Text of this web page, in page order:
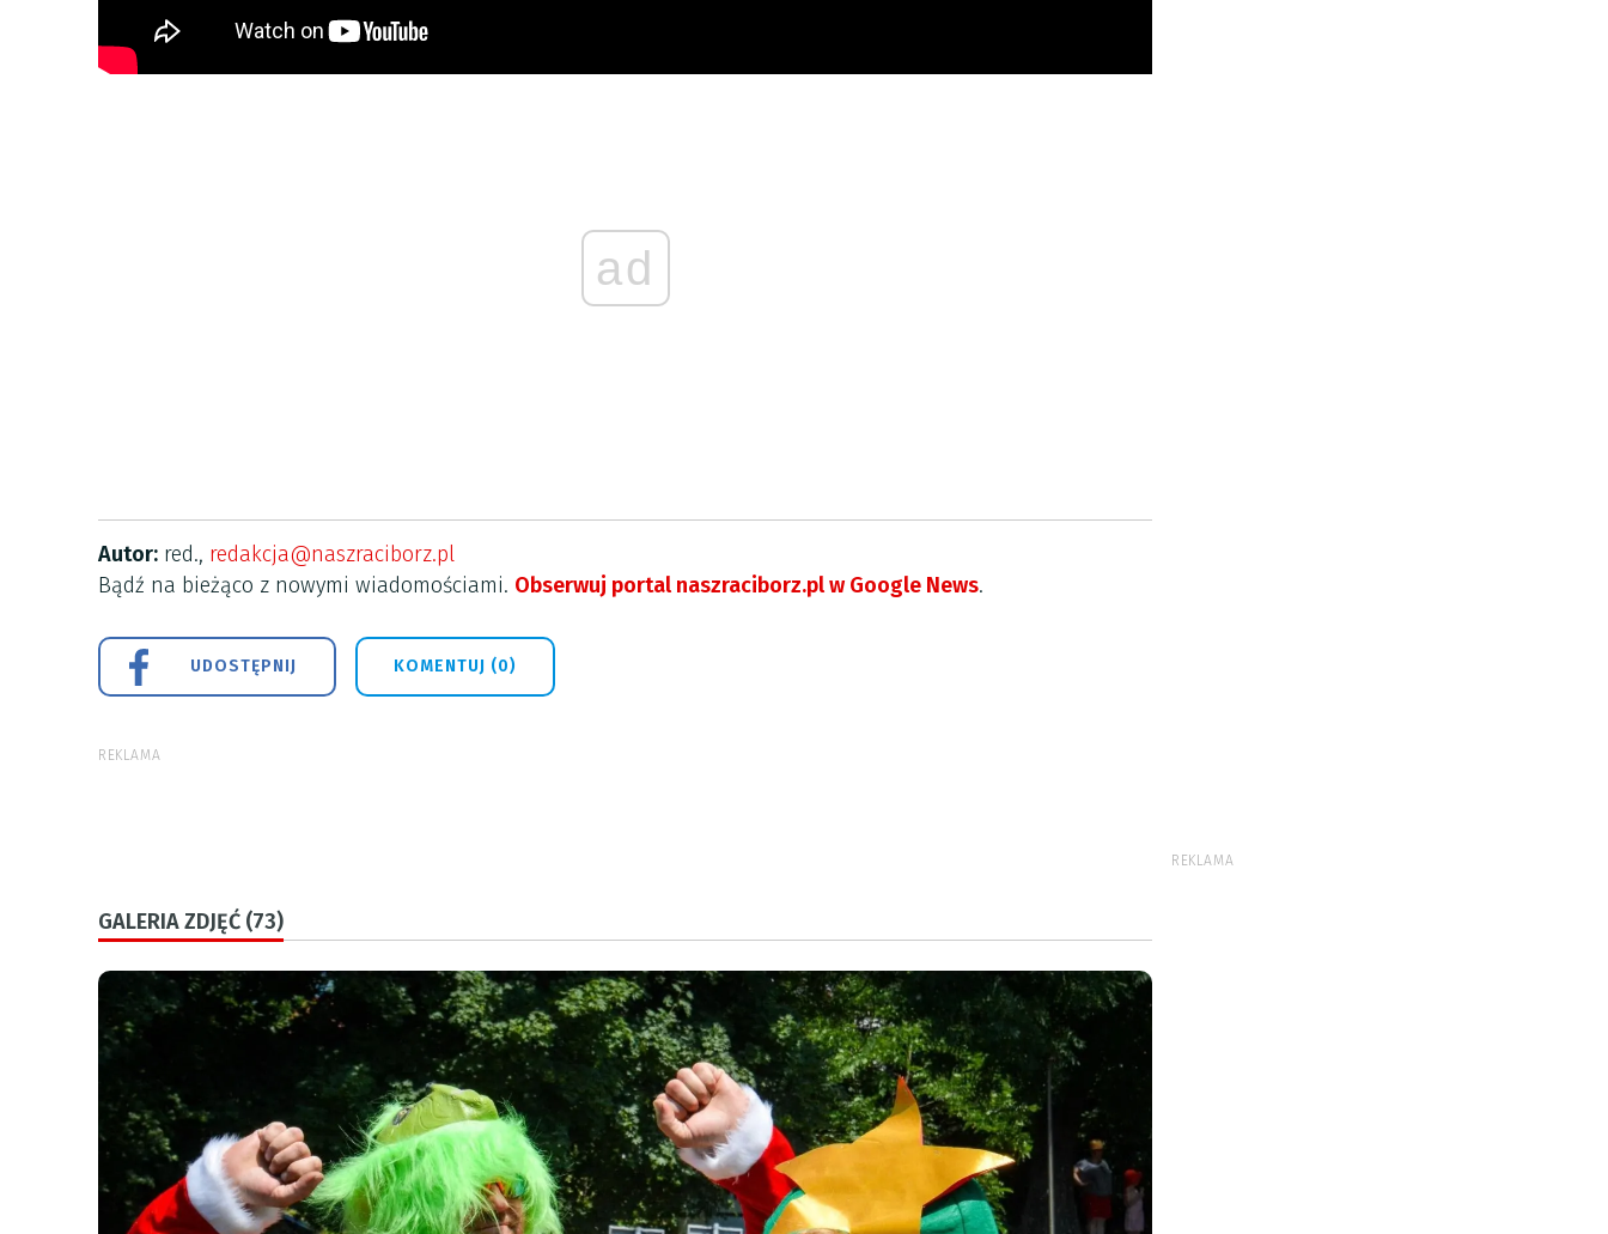
ad
Autor: red., redakcja@naszraciborz.pl
Bądź na bieżąco z nowymi wiadomościami. Obserwuj portal naszraciborz.pl w Google News.
UDOSTĘPNIJ KOMENTUJ (0)
REKLAMA
GALERIA ZDJĘĆ (73)
REKLAMA